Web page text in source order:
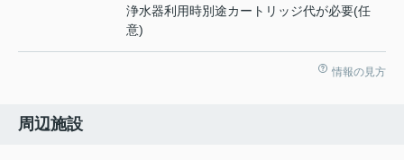
浄水器利用時別途カートリッジ代が必要(任
意)
情報の見方
周辺施設